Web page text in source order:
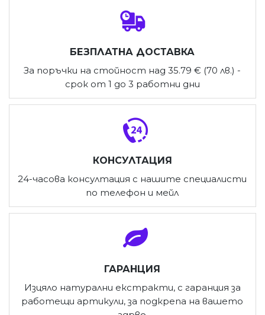
БЕЗПЛАТНА ДОСТАВКА
За поръчки на стойност над 35.79 € (70 лв.) -
срок от 1 до 3 работни дни
КОНСУЛТАЦИЯ
24-часова консултация с нашите специалисти
по телефон и мейл
ГАРАНЦИЯ
Изцяло натурални екстракти, с гаранция за
работещи артикули, за подкрепа на вашето